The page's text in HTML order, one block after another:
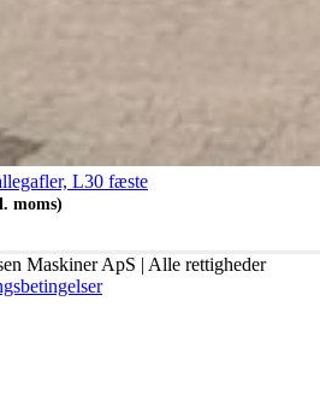
L30 fæste
moms)
Maskiner ApS | Alle rettigheder